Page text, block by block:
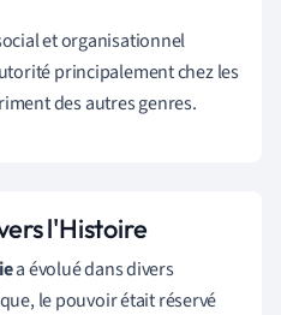
et organisationnel
principalement chez les
des autres genres.
l'Histoire
a évolué dans divers
le pouvoir était réservé